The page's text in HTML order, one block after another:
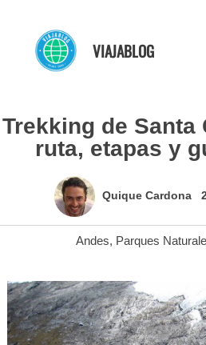
contenido
VIAJABLOG
Trekking de Santa
ruta, etapas y
Quique Cardona
Andes, Parques